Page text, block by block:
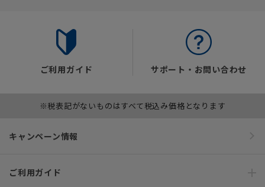
ご利用ガイド サポート・お問い合わせ
※税表記がないものはすべて税込み価格となります
キャンペーン情報
ご利用ガイド